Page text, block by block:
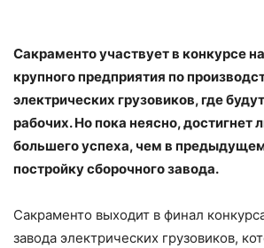
Сакраменто участвует в конкурсе
крупного предприятия по
электрических грузовиков, где
рабочих. Но пока неясно, достигнет
большего успеха, чем в
постройку сборочного завода.
Сакраменто выходит в финал
завода электрических грузовиков,